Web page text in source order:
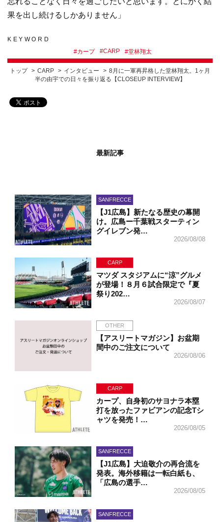
果を出し続けるしかありません」
KEYWORD
#カープ #CARP #堂林翔太
トップ CARP インタビュー
8月に一軍再昇格した堂林翔太。1ヶ月
半の由宇での日々を振り返る【CLOSEUP INTERVIEW】
最新記事
SANFRECCE
【J1広島】新たなる歴史の幕開
け。広島ー千葉戦スターティン
グイレブン発…
2026/08/08
CARP
マツダ スタジアムに“涼”グルメ
が登場！８月６試合限定で『夏
祭り202…
2026/08/07
OTHER
【アスリートマガジン】お盆期
間中のご注文について
2026/08/06
CARP
カープ、自身初のサヨナラ本塁
打を放ったファビアンの記念Tシ
ャツを発売！…
2026/08/05
SANFRECCE
【J1広島】大迫敬介の再合流を
発表。海外移籍は一転白紙も、
「広島の選手…
2026/08/05
SANFRECCE